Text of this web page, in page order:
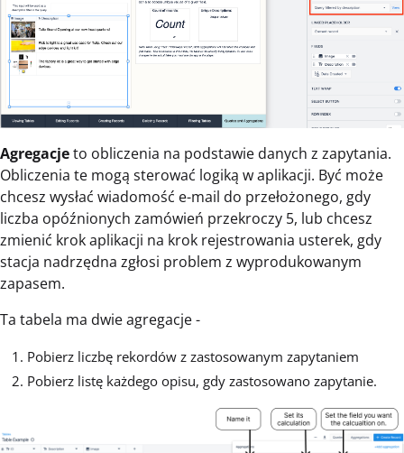
Agregacjeto obliczenia na podstawie danych z zapytania.
Obliczenia te mogą sterować logiką w aplikacji. Być może
chcesz wysłać wiadomość e-mail do przełożonego, gdy
liczba opóźnionych zamówień przekroczy 5, lub chcesz
zmienić krok aplikacji na krok rejestrowania usterek, gdy
stacja nadrzędna zgłosi problem z wyprodukowanym
zapasem.
Ta tabela ma dwie agregacje -
Pobierz liczbę rekordów z zastosowanym zapytaniem
Pobierz listę każdego opisu, gdy zastosowano zapytanie.